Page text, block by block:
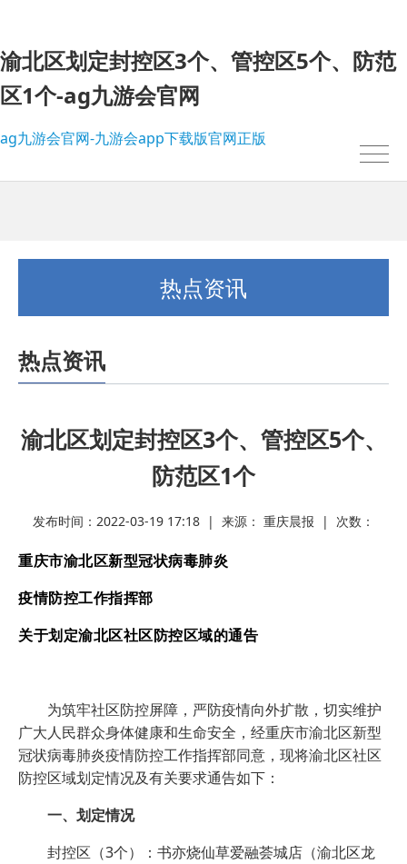
渝北区划定封控区3个、管控区5个、防范
区1个-ag九游会官网
ag九游会官网-九游会app下载版官网正版
热点资讯
热点资讯
渝北区划定封控区3个、管控区5个、
防范区1个
发布时间：2022-03-19 17:18 | 来源： 重庆晨报 | 次数：
重庆市渝北区新型冠状病毒肺炎
疫情防控工作指挥部
关于划定渝北区社区防控区域的通告
为筑牢社区防控屏障，严防疫情向外扩散，切实维护
广大人民群众身体健康和生命安全，经重庆市渝北区新型
冠状病毒肺炎疫情防控工作指挥部同意，现将渝北区社区
防控区域划定情况及有关要求通告如下：
一、划定情况
封控区（3个）：书亦烧仙草爱融荟城店（渝北区龙